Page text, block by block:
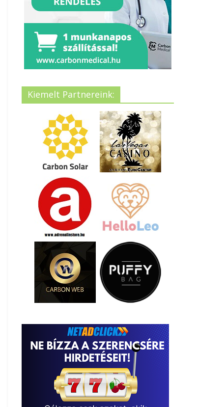
Kiemelt Partnereink: